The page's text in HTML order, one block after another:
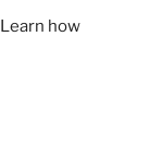
Learn how